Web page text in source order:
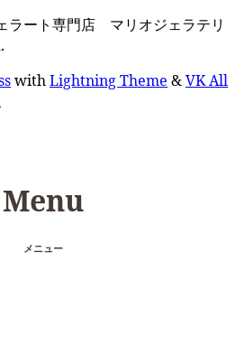
ート専門店 マリオジェラテリ
withLightning Theme &VK All
Menu
メニュー